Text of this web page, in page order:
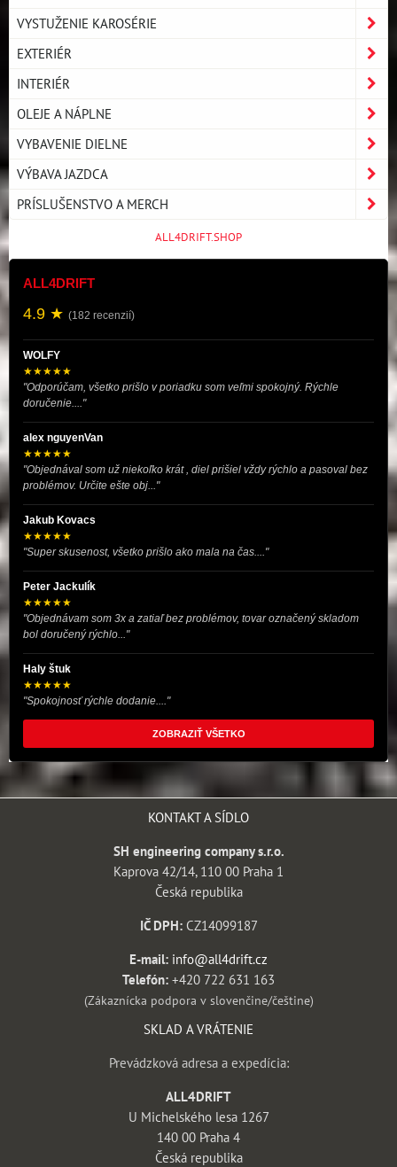
VYSTUŽENIE KAROSÉRIE
EXTERIÉR
INTERIÉR
OLEJE A NÁPLNE
VYBAVENIE DIELNE
VÝBAVA JAZDCA
PRÍSLUŠENSTVO A MERCH
ALL4DRIFT.SHOP
ALL4DRIFT
4.9 ★ (182 recenzií)
WOLFY
★★★★★
"Odporúčam, všetko prišlo v poriadku som veľmi spokojný. Rýchle
doručenie...."
alex nguyenVan
★★★★★
"Objednával som už niekoľko krát , diel prišiel vždy rýchlo a pasoval bez
problémov. Určite ešte obj..."
Jakub Kovacs
★★★★★
"Super skusenost, všetko prišlo ako mala na čas...."
Peter Jackulík
★★★★★
"Objednávam som 3x a zatiaľ bez problémov, tovar označený skladom
bol doručený rýchlo..."
Haly štuk
★★★★★
"Spokojnosť rýchle dodanie...."
ZOBRAZIŤ VŠETKO
KONTAKT A SÍDLO
SH engineering company s.r.o.
Kaprova 42/14, 110 00 Praha 1
Česká republika
IČ DPH:CZ14099187
E-mail: info@all4drift.cz
Telefón: +420 722 631 163
(Zákaznícka podpora v slovenčine/češtine)
SKLAD A VRÁTENIE
Prevádzková adresa a expedícia:
ALL4DRIFT
U Michelského lesa 1267
140 00 Praha 4
Česká republika